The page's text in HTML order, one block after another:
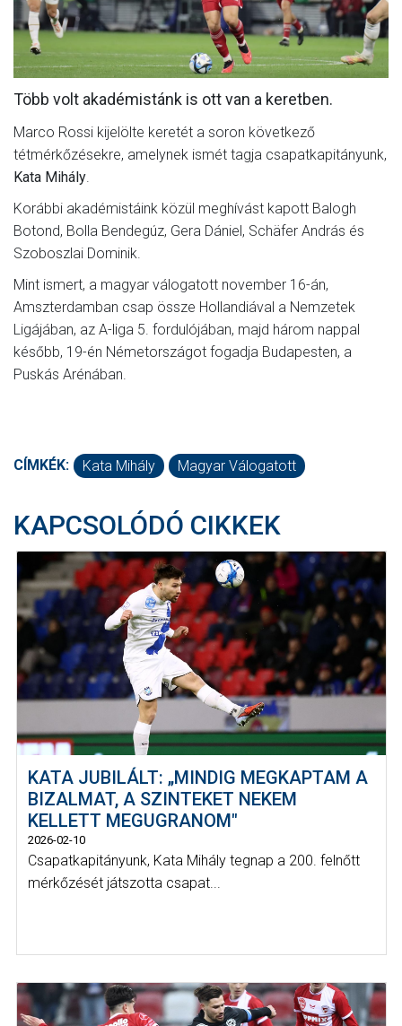
MÉRKŐZÉSEK
KLUB
GALÉRIA
SZURKOLÓI ÉLMÉNYEK
Több volt akadémistánk is ott van a keretben.
Marco Rossi kijelölte keretét a soron következő
tétmérkőzésekre, amelynek ismét tagja csapatkapitányunk,
Kata Mihály.
Korábbi akadémistáink közül meghívást kapott Balogh
Botond, Bolla Bendegúz, Gera Dániel, Schäfer András és
Szoboszlai Dominik.
Mint ismert, a magyar válogatott november 16-án,
Amszterdamban csap össze Hollandiával a Nemzetek
Ligájában, az A-liga 5. fordulójában, majd három nappal
később, 19-én Németországot fogadja Budapesten, a
Puskás Arénában.
CÍMKÉK: Kata Mihály Magyar Válogatott
KAPCSOLÓDÓ CIKKEK
KATA JUBILÁLT: „MINDIG MEGKAPTAM A
BIZALMAT, A SZINTEKET NEKEM
KELLETT MEGUGRANOM"
2026-02-10
Csapatkapitányunk, Kata Mihály tegnap a 200. felnőtt
mérkőzését játszotta csapat...